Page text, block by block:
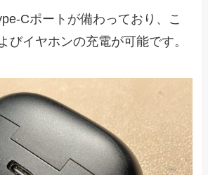
Cポートが備わっており、こ
びイヤホンの充電が可能です。